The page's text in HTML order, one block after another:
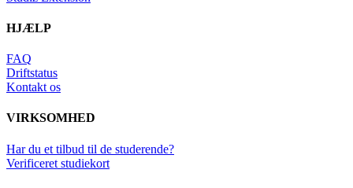
HJÆLP
FAQ
Driftstatus
Kontakt os
VIRKSOMHED
Har du et tilbud til de studerende?
Verificeret studiekort